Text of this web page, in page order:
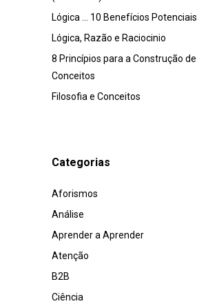
Lógica … 10 Benefícios Potenciais
Lógica, Razão e Raciocinio
8 Princípios para a Construção de
Conceitos
Filosofia e Conceitos
Categorias
Aforismos
Análise
Aprender a Aprender
Atenção
B2B
Ciência